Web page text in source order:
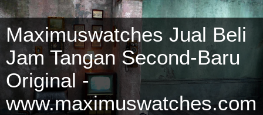
Maximuswatches Jual Beli
Jam Tangan Second-Baru
Original -
www.maximuswatches.com